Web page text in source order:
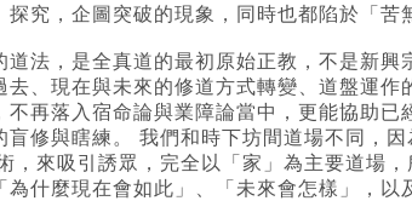
究，企圖突破的現象，同時也都陷於「苦
道法，是全真道的最初原始正教，不是新
去、現在與未來的修道方式轉變、道盤運
不再落入宿命論與業障論當中，更能協助已
盲修與瞎練。 我們和時下坊間道場不同，
，來吸引誘眾，完全以「家」為主要道場
什麼現在會如此」、「未來會怎樣」，以